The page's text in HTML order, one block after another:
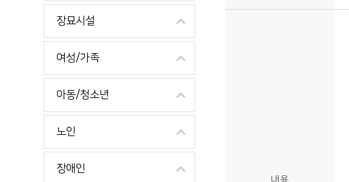
장묘시설
여성/가족
아동/청소년
노인
장애인
내용